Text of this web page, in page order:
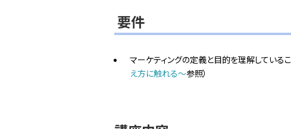
要件
マーケティングの定義と目的を理解しているこ
え方に触れる～参照）